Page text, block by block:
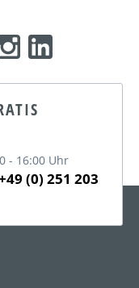
- 16:00 Uhr
(0) 251 203